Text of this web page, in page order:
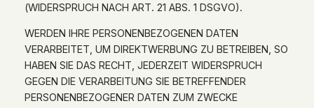
(WIDERSPRUCH NACH ART. 21 ABS. 1 DSGVO).
WERDEN IHRE PERSONENBEZOGENEN DATEN
VERARBEITET, UM DIREKTWERBUNG ZU BETREIBEN, SO
HABEN SIE DAS RECHT, JEDERZEIT WIDERSPRUCH
GEGEN DIE VERARBEITUNG SIE BETREFFENDER
PERSONENBEZOGENER DATEN ZUM ZWECKE